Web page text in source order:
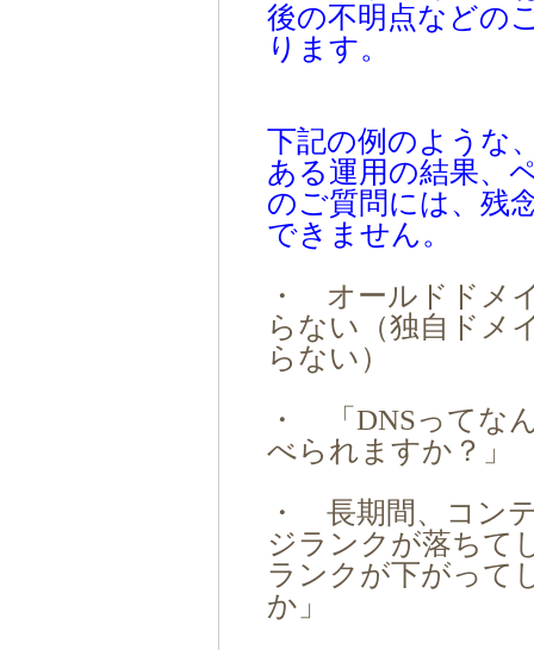
後の不明点などの
ります。
下記の例のような
ある運用の結果、
のご質問には、残
できません。
・ オールドドメ
らない（独自ドメ
らない）
・ 「DNSってな
べられますか？」
・ 長期間、コン
ジランクが落ちて
ランクが下がって
か」